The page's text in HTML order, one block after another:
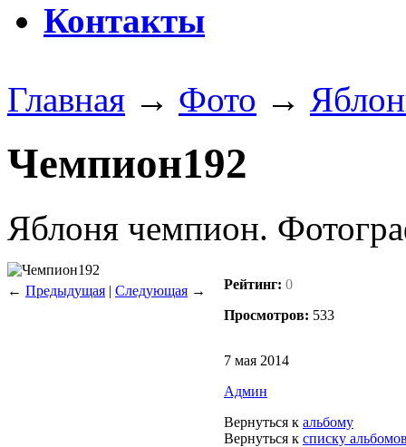
Контакты
Главная → Фото →
Чемпион192
Яблоня чемпион.
← Предыдущая | Следующая → Рейтинг: 0
Просмотров: 533
7 мая 2014
Админ
Вернуться к альбому
Вернуться к списку